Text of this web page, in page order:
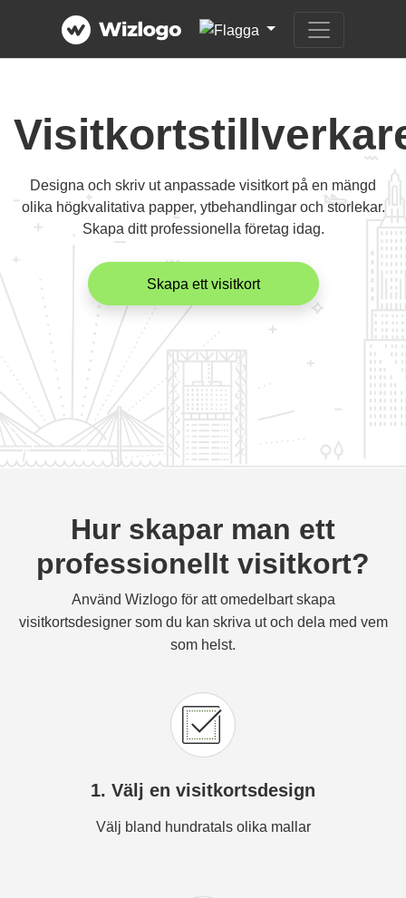
Designa och skriv ut anpassade visitkort på en mängd
olika högkvalitativa papper, ytbehandlingar och storlekar.
Skapa ditt professionella företag idag.
Skapa ett visitkort
Hur skapar man ett
professionellt visitkort?
Använd Wizlogo för att omedelbart skapa
visitkortsdesigner som du kan skriva ut och dela med vem
som helst.
1. Välj en visitkortsdesign
Välj bland hundratals olika mallar